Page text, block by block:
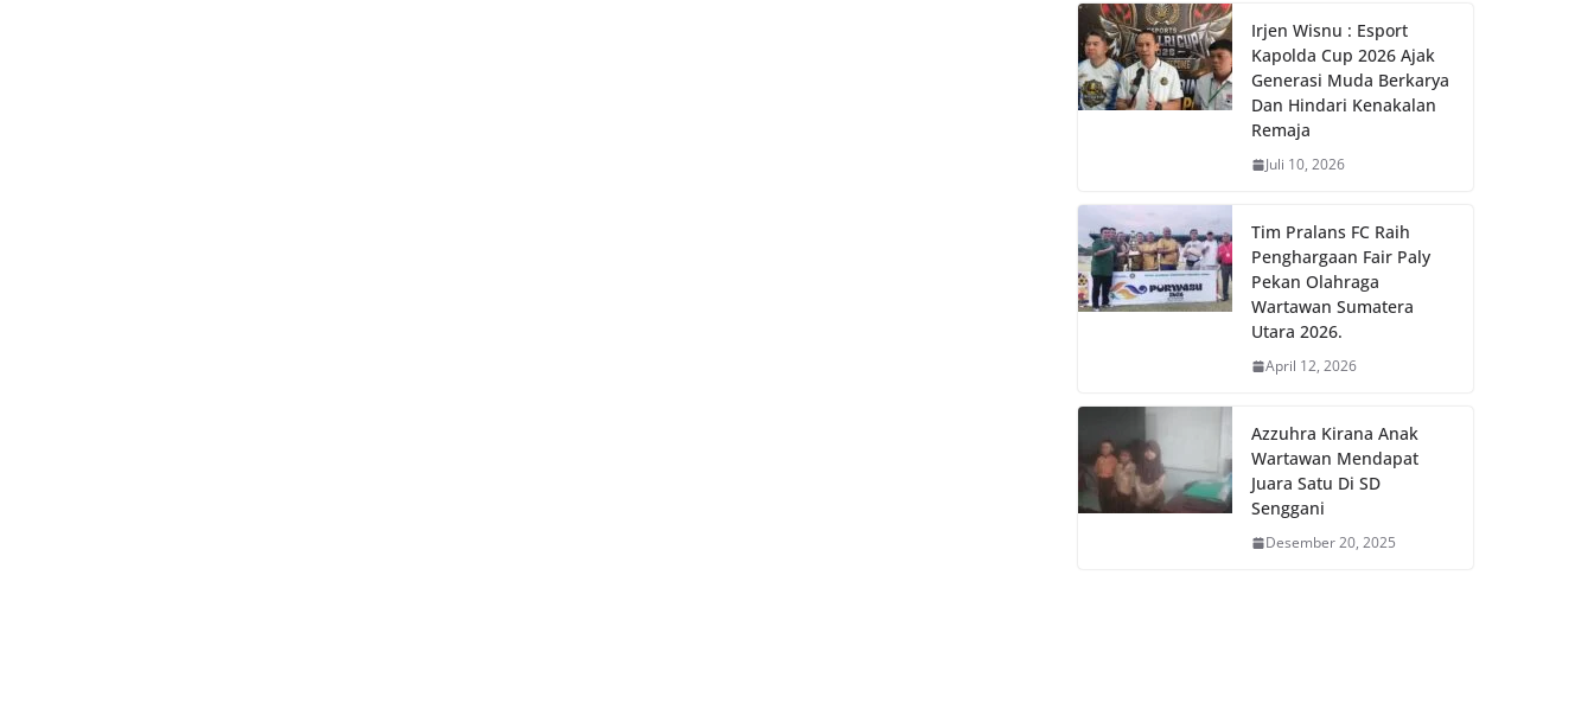
Irjen Wisnu : Esport
Kapolda Cup 2026 Ajak
Generasi Muda Berkarya
Dan Hindari Kenakalan
Remaja
Juli 10, 2026
Tim Pralans FC Raih
Penghargaan Fair Paly
Pekan Olahraga
Wartawan Sumatera
Utara 2026.
April 12, 2026
Azzuhra Kirana Anak
Wartawan Mendapat
Juara Satu Di SD
Senggani
Desember 20, 2025